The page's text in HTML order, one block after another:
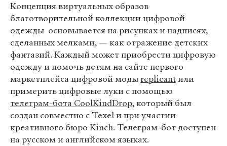
Концепция виртуальных образов
благотворительной коллекции цифровой
одежды основывается на рисунках и надписях,
сделанных мелками, — как отражение детских
фантазий. Каждый может приобрести цифровую
одежду и помочь детям на сайте первого
маркетплейса цифровой модыreplicantили
примерить цифровые луки с помощью
телеграм-бота CoolKindDrop, который был
создан совместно с Texel и при участии
креативного бюро Kinch. Телеграм-бот доступен
на русском и английском языках.